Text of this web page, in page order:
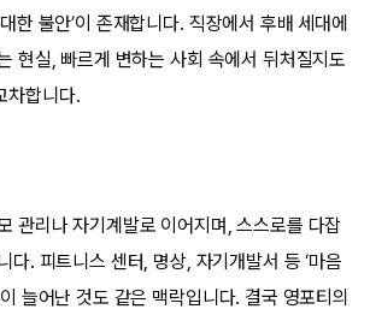
한 불안’이 존재합니다. 직장에서 후배 세대에
현실, 빠르게 변하는 사회 속에서 뒤처질지도
차합니다.
관리나 자기계발로 이어지며, 스스로를 다잡
다. 피트니스 센터, 명상, 자기개발서 등 ‘마음
늘어난 것도 같은 맥락입니다. 결국 영포티의